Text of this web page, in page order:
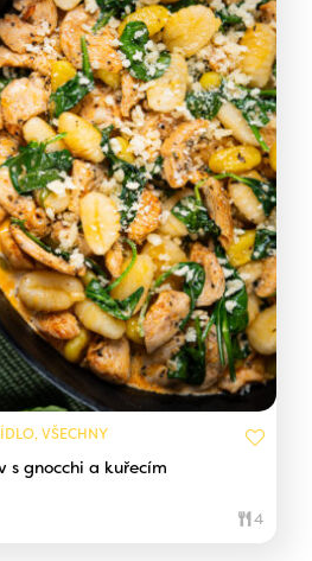
VŠECHNY
s gnocchi a kuřecím
4